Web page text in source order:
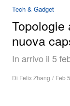
Tech & Gadget
Topologie
nuova
In arrivo il 5
Di Felix Zhang / Feb